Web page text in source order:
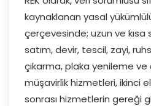
kaynaklanan yasal
çerçevesinde; uzun ve kısa
satım, devir, tescil, zayi,
çıkarma, plaka yenileme ve
müşavirlik hizmetleri, ikinci
sonrası hizmetlerin gereği